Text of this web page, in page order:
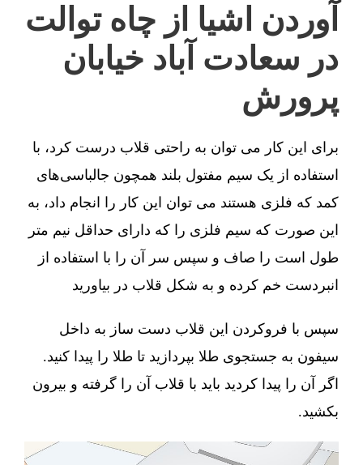
آوردن اشیا از چاه توالت
در سعادت آباد خیابان
پرورش
برای این کار می توان به راحتی قلاب درست کرد، با
استفاده از یک سیم مفتول بلند همچون جالباسی‌های
کمد که فلزی هستند می توان این کار را انجام داد، به
این صورت که سیم فلزی را که دارای حداقل نیم متر
طول است را صاف و سپس سر آن را با استفاده از
انبردست خم کرده و به شکل قلاب در بیاورید
سپس با فروکردن این قلاب دست ساز به داخل
سیفون به جستجوی طلا بپردازید تا طلا را پیدا کنید.
اگر آن را پیدا کردید باید با قلاب آن را گرفته و بیرون
بکشید.